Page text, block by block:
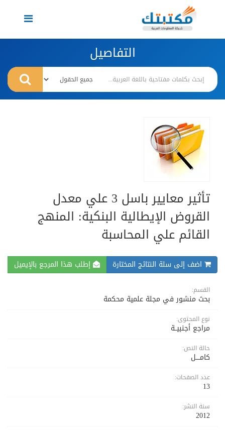
Toggle
navigation
التفاصيل
تأثير معايير باسل 3 علي معدل
القروض الإيطالية البنكية: المنهج
القائم علي المحاسبة
اضف إلى سلة النتائج المختارة إطلب هذا المرجع بالإيميل
القسم:
بحث منشور في مجلة علمية محكمة
نوع المحتوى:
مراجع أجنبيــة
حالة النص:
كامــــل
عدد الصفحات:
13
سنة النشر:
2012